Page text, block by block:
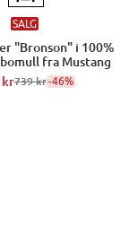
SALG
"Bronson" i 100%
fra Mustang
kr739 kr-46%